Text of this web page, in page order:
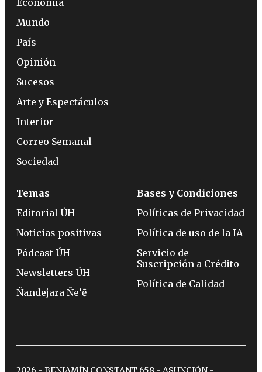
Mundo
País
Opinión
Sucesos
Arte y Espectáculos
Interior
Correo Semanal
Sociedad
Temas
Editorial ÚH
Noticias positivas
Pódcast ÚH
Newsletters ÚH
Ñandejara Ñe’ẽ
Bases y Condiciones
Políticas de Privacidad
Política de uso de la IA
Servicio de
Suscripción a Crédito
Política de Calidad